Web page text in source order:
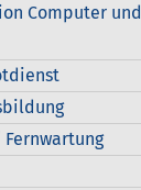
Computer und